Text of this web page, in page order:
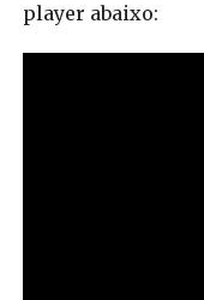
player abaixo: